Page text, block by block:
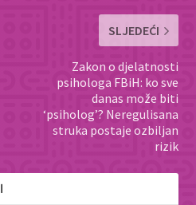
SLJEDEĆI
Zakon o djelatnosti
psihologa FBiH: ko sve
danas može biti
‘psiholog’? Neregulisana
struka postaje ozbiljan
rizik